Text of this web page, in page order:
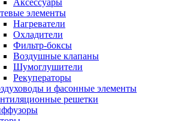
Аксессуары
элементы
Нагреватели
Охладители
Фильтр-боксы
Воздушные клапаны
Шумоглушители
Рекуператоры
и фасонные элементы
решетки